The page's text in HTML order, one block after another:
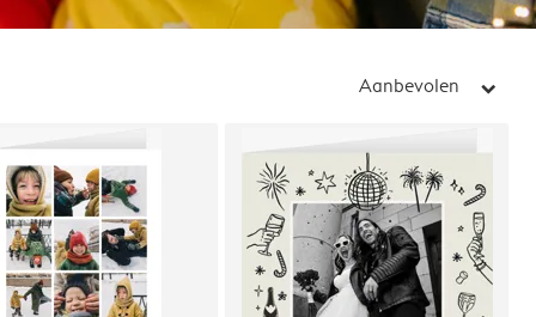
Aanbevolen arrow_right